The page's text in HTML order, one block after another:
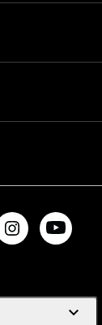
expand_more